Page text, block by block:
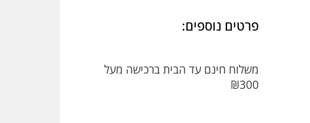
פרטים נוספים:
משלוח חינם עד הבית ברכישה מעל
₪300